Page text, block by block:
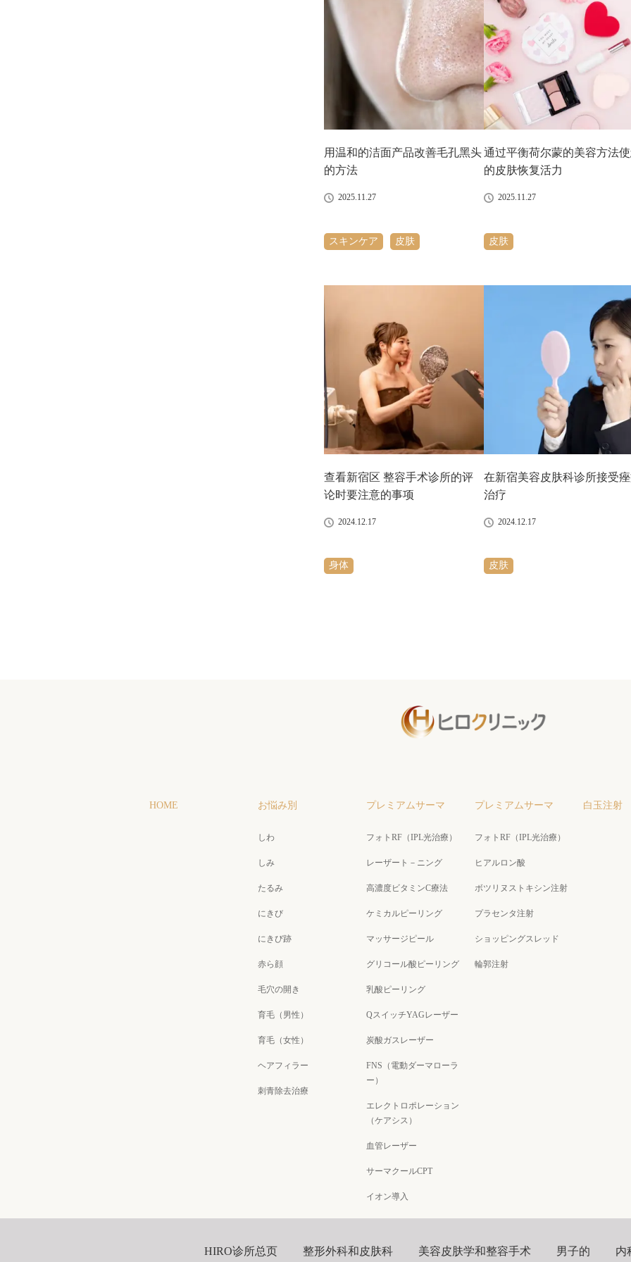
用温和的洁面产品改善毛孔黑头
的方法
2025.11.27
スキンケア 皮肤
通过平衡荷尔蒙的美容方法
的皮肤恢复活力
2025.11.27
皮肤
查看新宿区 整容手术诊所的评
论时要注意的事项
2024.12.17
身体
在新宿美容皮肤科诊所接受
治疗
2024.12.17
皮肤
HOME お悩み別
しわ
しみ
たるみ
にきび
にきび跡
赤ら顔
毛穴の開き
育毛（男性）
育毛（女性）
ヘアフィラー
刺青除去治療
プレミアムサーマ
フォトRF（IPL光治療）
レーザート－ニング
高濃度ビタミンC療法
ケミカルピーリング
マッサージピール
グリコール酸ピーリング
乳酸ピーリング
QスイッチYAGレーザー
炭酸ガスレーザー
FNS（電動ダーマローラ
ー）
エレクトロポレーション
（ケアシス）
血管レーザー
サーマクールCPT
イオン導入
プレミアムサーマ
フォトRF（IPL光治療）
ヒアルロン酸
ボツリヌストキシン注射
プラセンタ注射
ショッピングスレッド
輪郭注射
白玉注射
HIRO诊所总页 整形外科和皮肤科 美容皮肤学和整容手术 男子的 内